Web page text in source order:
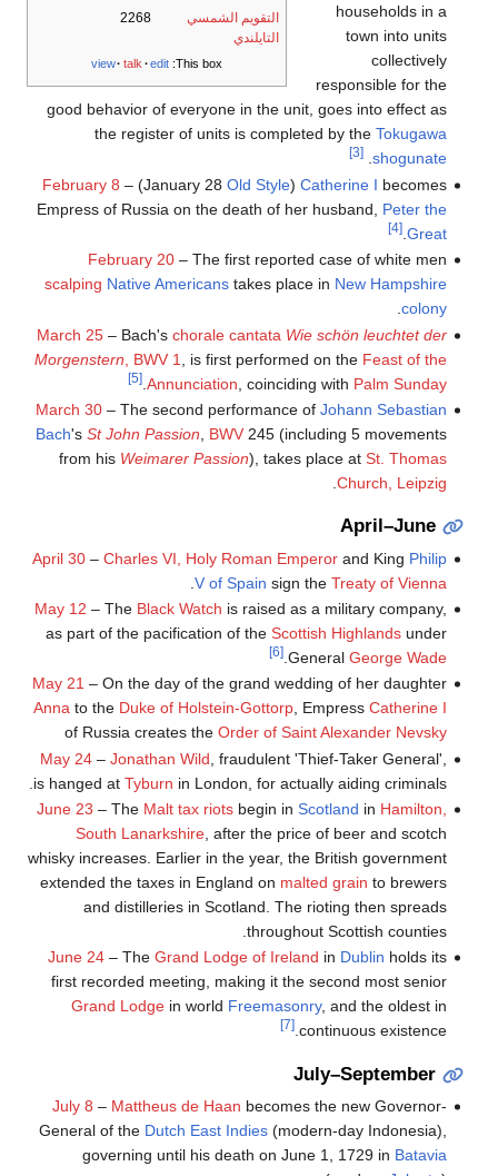
التقويم الشمسي
التايلندي
2268
This box:
view talk edit
households in a
town into units
collectively
responsible for the
good behavior of everyone in the unit, goes into effect as
the register of units is completed by the Tokugawa
shogunate
.
[3]
February 8 – (January 28 Old Style) Catherine I becomes
Empress of Russia on the death of her husband, Peter the
Great
.
[4]
February 20– The first reported case of white men
scalping Native Americanstakes place in New Hampshire
colony
March 25– Bach's chorale cantata Wie schön leuchtet der
Morgenstern , BWV 1 , is first performed on the Feast of the
Annunciation , coinciding with Palm Sunday
.
[5]
March 30– The second performance of Johann Sebastian
Bach's St John Passion BWV245 (including 5 movements
from his Weimarer Passion), takes place at St. Thomas
Church, Leipzig
April–June
April 30– Charles VI, Holy Roman Emperorand King Philip
V of Spain sign the Treaty of Vienna
May 12 – The Black Watch is raised as a military company,
as part of the pacification of the Scottish Highlandsunder
General George Wade
.
[6]
May 21 – On the day of the grand wedding of her daughter
Annato the Duke of Holstein-Gottorp, Empress Catherine I
of Russia creates the Order of Saint Alexander Nevsky
May 24– Jonathan Wild , fraudulent 'Thief-Taker General',
is hanged at Tyburn in London, for actually aiding criminals.
June 23 – The Malt tax riotsbegin in Scotland in Hamilton,
South Lanarkshire, after the price of beer and scotch
whisky increases. Earlier in the year, the British government
extended the taxes in England on malted grain to brewers
and distilleries in Scotland. The rioting then spreads
throughout Scottish counties.
June 24– The Grand Lodge of Ireland in Dublin holds its
first recorded meeting, making it the second most senior
Grand Lodgein world Freemasonry, and the oldest in
continuous existence.
[7]
July–September
July 8 – Mattheus de Haan becomes the new Governor-
General of the Dutch East Indies(modern-day Indonesia),
governing until his death on June 1, 1729 in Batavia